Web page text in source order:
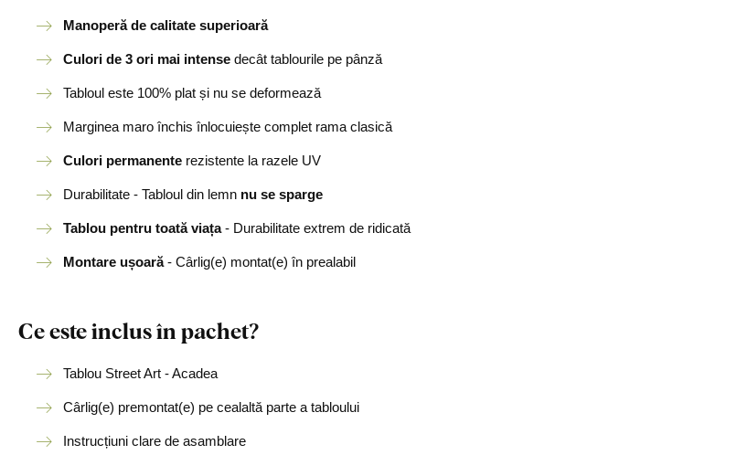
Manoperă de calitate superioară
Culori de 3 ori mai intense decât tablourile pe pânză
Tabloul este 100% plat și nu se deformează
Marginea maro închis înlocuiește complet rama clasică
Culori permanente rezistente la razele UV
Durabilitate - Tabloul din lemn nu se sparge
Tablou pentru toată viața- Durabilitate extrem de ridicată
Montare ușoară- Cârlig(e) montat(e) în prealabil
Ce este inclus în pachet?
Tablou Street Art - Acadea
Cârlig(e) premontat(e) pe cealaltă parte a tabloului
Instrucțiuni clare de asamblare